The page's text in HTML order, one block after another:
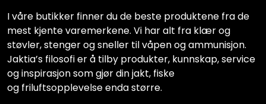
I våre butikker finner du de beste produktene fra de
mest kjente varemerkene. Vi har alt fra klær og
støvler, stenger og sneller til våpen og ammunisjon.
Jaktia’s filosofi er å tilby produkter, kunnskap, service
og inspirasjon som gjør din jakt, fiske
og friluftsopplevelse enda større.